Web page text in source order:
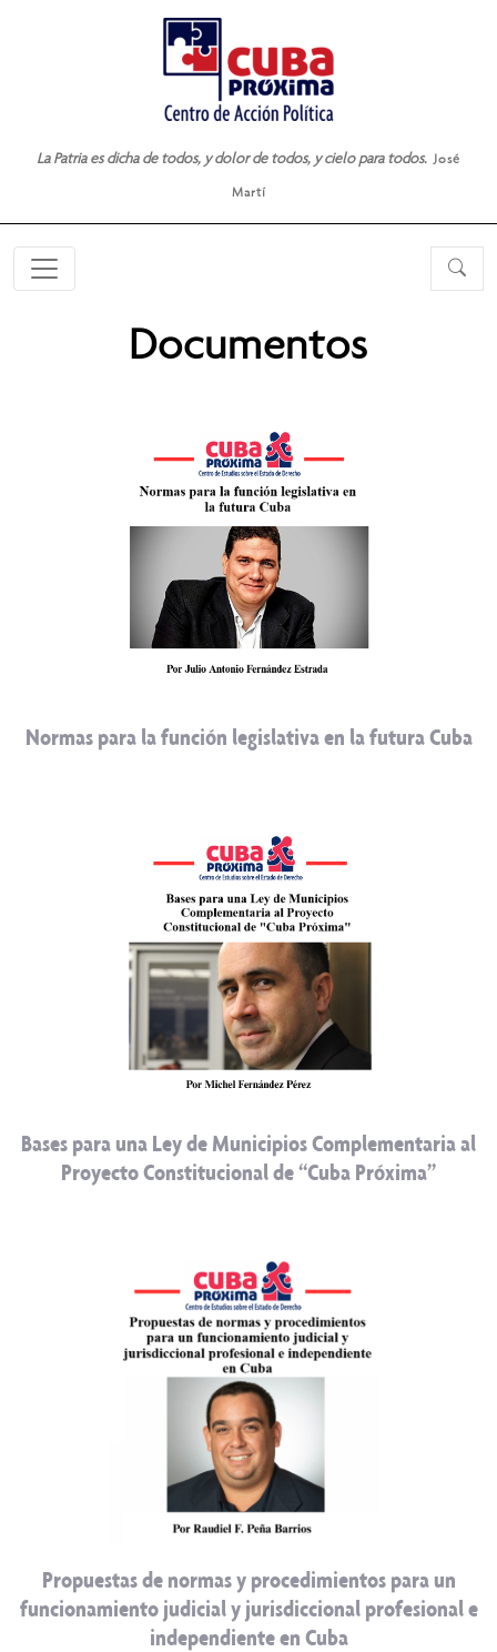
La Patria es dicha de todos, y dolor de todos, y cielo para todos. José
Martí
Documentos
Normas para la función legislativa en la futura Cuba
Bases para una Ley de Municipios Complementaria al
Proyecto Constitucional de “Cuba Próxima”
Propuestas de normas y procedimientos para un
funcionamiento judicial y jurisdiccional profesional e
independiente en Cuba